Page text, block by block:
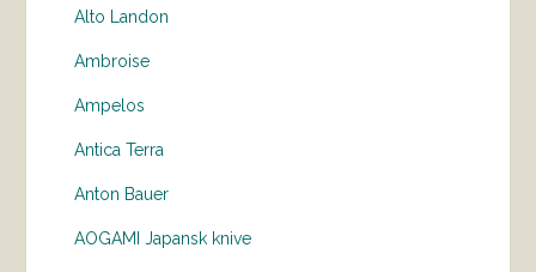
Alto Landon
Ambroise
Ampelos
Antica Terra
Anton Bauer
AOGAMI Japansk knive